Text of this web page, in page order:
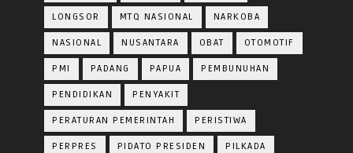
LONGSOR MTQ NASIONAL NARKOBA
NASIONAL NUSANTARA OBAT OTOMOTIF
PMI PADANG PAPUA PEMBUNUHAN
PENDIDIKAN PENYAKIT
PERATURAN PEMERINTAH PERISTIWA
PERPRES PIDATO PRESIDEN PILKADA